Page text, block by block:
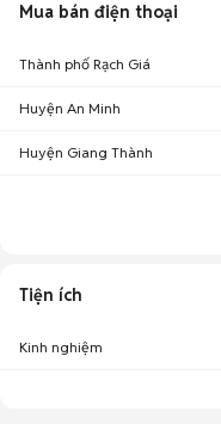
Mua bán điện thoại
Thành phố Rạch Giá
Huyện An Minh
Huyện Giang Thành
Tiện ích
Kinh nghiệm